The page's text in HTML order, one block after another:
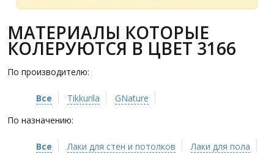
МАТЕРИАЛЫ КОТОРЫЕ
КОЛЕРУЮТСЯ В ЦВЕТ 3166
По производителю:
Все Tikkurila
GNature
По назначению:
Все Лаки для стен и потолков
Лаки для пола